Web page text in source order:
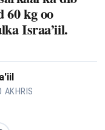
60 kg oo
Israa’iil.
AKHRIS